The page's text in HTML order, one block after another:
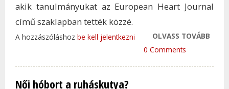
akik tanulmányukat az European Heart Journal
című szaklapban tették közzé.
OLVASS TOVÁBB
A hozzászóláshoz be kell jelentkezni
0 Comments
Női hóbort a ruháskutya?